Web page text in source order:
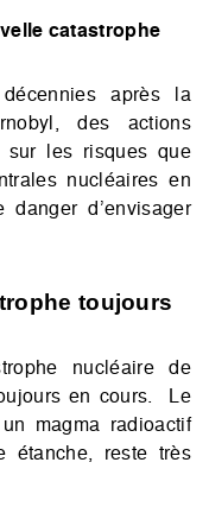
catastrophe
après la
des actions
sur les risques que
nucléaires en
d’envisager
toujours
nucléaire de
en cours. Le
magma radioactif
étanche, reste très